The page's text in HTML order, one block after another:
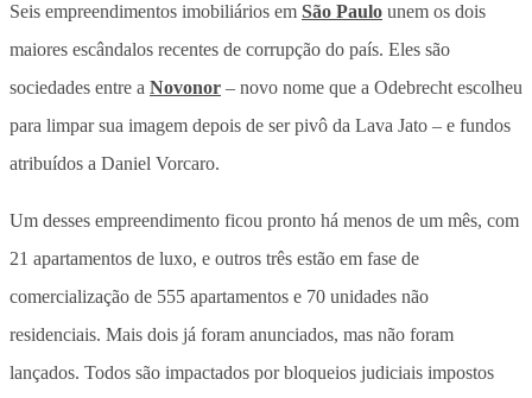
Seis empreendimentos imobiliários em São Paulo unem os dois
maiores escândalos recentes de corrupção do país. Eles são
sociedades entre a Novonor – novo nome que a Odebrecht escolheu
para limpar sua imagem depois de ser pivô da Lava Jato – e fundos
atribuídos a Daniel Vorcaro.
Um desses empreendimento ficou pronto há menos de um mês, com
21 apartamentos de luxo, e outros três estão em fase de
comercialização de 555 apartamentos e 70 unidades não
residenciais. Mais dois já foram anunciados, mas não foram
lançados. Todos são impactados por bloqueios judiciais impostos